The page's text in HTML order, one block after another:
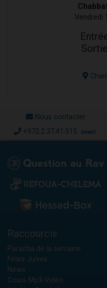
Vendredi
Nous contacter
+972.2.37.41.515 Israël
Raccourcis
Paracha de la semaine
Fêtes Juives
News
Cours Mp3-Vidéo